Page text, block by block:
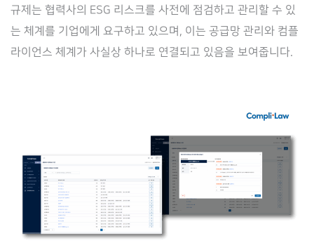
규제는 협력사의 ESG 리스크를 사전에 점검하고 관리할 수 있
는 체계를 기업에게 요구하고 있으며, 이는 공급망 관리와 컴플
라이언스 체계가 사실상 하나로 연결되고 있음을 보여줍니다.